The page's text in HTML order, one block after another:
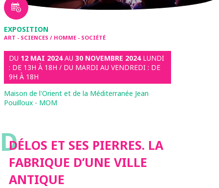
EXPOSITION
ART - SCIENCES / HOMME - SOCIÉTÉ
DU 12 MAI 2024AU 30 NOVEMBRE 2024 LUNDI
: DE 13H À 18H / DU MARDI AU VENDREDI : DE
9H À 18H
Maison de l'Orient et de la Méditerranée Jean
Pouilloux - MOM
DDÉLOS ET SES PIERRES. LA
FABRIQUE D’UNE VILLE
ANTIQUE